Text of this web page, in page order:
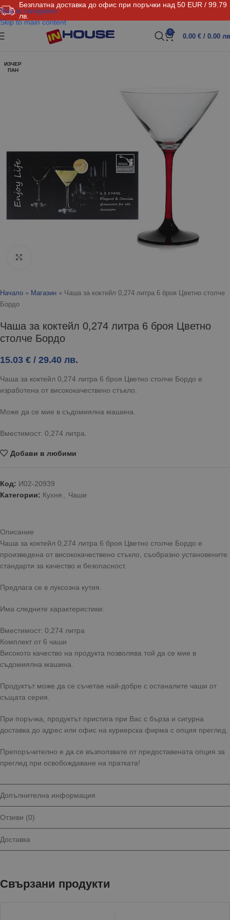
Безплатна доставка до офис при поръчки над 50 EUR / 99.79
лв.
Skip to navigation
Skip to main content
0
0.00 € / 0.00
ИЗЧЕР
ПАН
Начало » Магазин » Чаша за коктейл 0,274 литра 6 броя Цветно столче
Бордо
Чаша за коктейл 0,274 литра 6 броя Цветно
столче Бордо
15.03 € / 29.40 лв.
Чаша за коктейл 0,274 литра 6 броя Цветно столче Бордо е
изработена от висококачествено стъкло.
Може да се мие в съдомиялна машина.
Вместимост: 0,274 литра.
Добави в любими
Код: И02-20939
Категории: Кухня Чаши
Описание
Чаша за коктейл 0,274 литра 6 броя Цветно столче Бордо е
произведена от висококачествено стъкло, съобразно установените
стандарти за качество и безопасност.
Предлага се в луксозна кутия.
Има следните характеристики:
Вместимост: 0,274 литра
Комплект от 6 чаши
Високото качество на продукта позволява той да се мие в
съдомиялна машина.
Продуктът може да се съчетае най-добре с останалите чаши от
същата серия.
При поръчка, продуктът пристига при Вас с бърза и сигурна
доставка до адрес или офис на куриерска фирма с опция преглед.
Препоръчително е да се възползвате от предоставената опция за
преглед при освобождаване на пратката!
Допълнителна информация
Отзиви (0)
Доставка
Свързани продукти